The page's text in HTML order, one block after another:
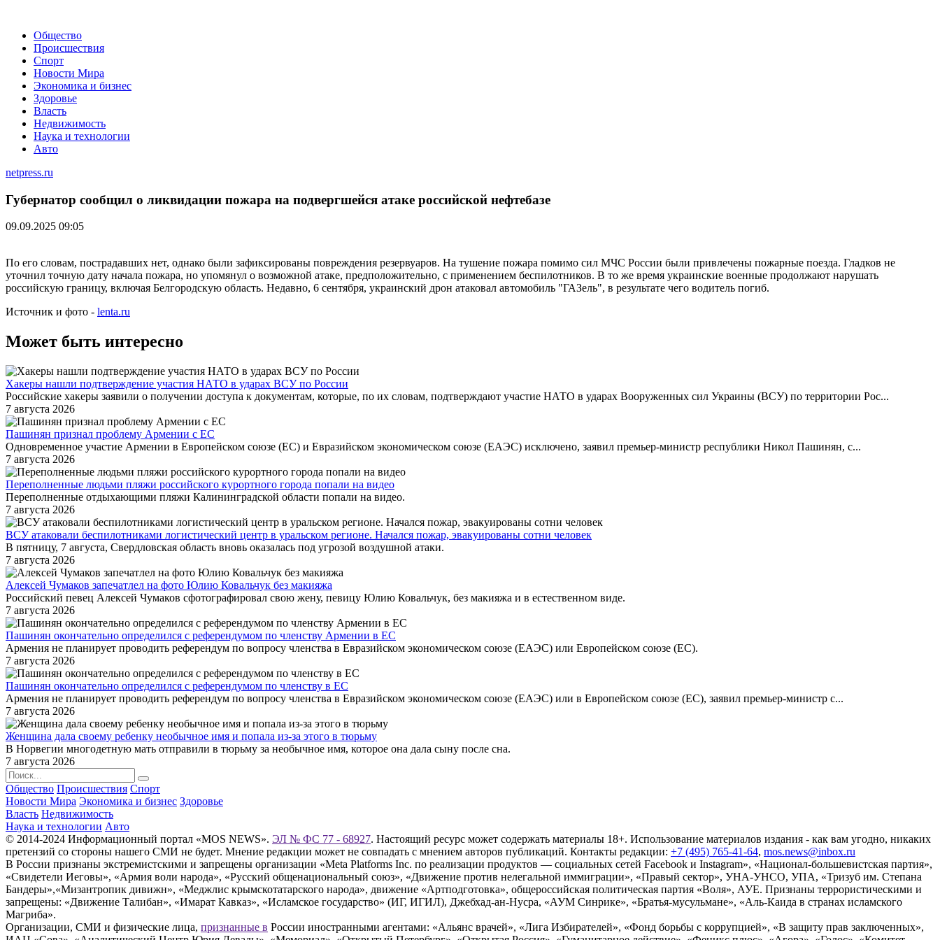
Общество
Происшествия
Спорт
Новости Мира
Экономика и бизнес
Здоровье
Власть
Недвижимость
Наука и технологии
Авто
netpress.ru
Губернатор сообщил о ликвидации пожара на подвергшейся атаке российской нефтебазе
09.09.2025 09:05
По его словам, пострадавших нет, однако были зафиксированы повреждения резервуаров. На тушение пожара помимо сил МЧС России были привлечены пожарные поезда. Гладков не
уточнил точную дату начала пожара, но упомянул о возможной атаке, предположительно, с применением беспилотников. В то же время украинские военные продолжают нарушать
российскую границу, включая Белгородскую область. Недавно, 6 сентября, украинский дрон атаковал автомобиль "ГАЗель", в результате чего водитель погиб.
Источник и фото - lenta.ru
Может быть интересно
Хакеры нашли подтверждение участия НАТО в ударах ВСУ по России
Российские хакеры заявили о получении доступа к документам, которые, по их словам, подтверждают участие НАТО в ударах Вооруженных сил Украины (ВСУ) по территории Рос...
7 августа 2026
Пашинян признал проблему Армении с ЕС
Одновременное участие Армении в Европейском союзе (ЕС) и Евразийском экономическом союзе (ЕАЭС) исключено, заявил премьер-министр республики Никол Пашинян, с...
7 августа 2026
Переполненные людьми пляжи российского курортного города попали на видео
Переполненные отдыхающими пляжи Калининградской области попали на видео.
7 августа 2026
ВСУ атаковали беспилотниками логистический центр в уральском регионе. Начался пожар, эвакуированы сотни человек
В пятницу, 7 августа, Свердловская область вновь оказалась под угрозой воздушной атаки.
7 августа 2026
Алексей Чумаков запечатлел на фото Юлию Ковальчук без макияжа
Российский певец Алексей Чумаков сфотографировал свою жену, певицу Юлию Ковальчук, без макияжа и в естественном виде.
7 августа 2026
Пашинян окончательно определился с референдумом по членству Армении в ЕС
Армения не планирует проводить референдум по вопросу членства в Евразийском экономическом союзе (ЕАЭС) или Европейском союзе (ЕС).
7 августа 2026
Пашинян окончательно определился с референдумом по членству в ЕС
Армения не планирует проводить референдум по вопросу членства в Евразийском экономическом союзе (ЕАЭС) или в Европейском союзе (ЕС), заявил премьер-министр с...
7 августа 2026
Женщина дала своему ребенку необычное имя и попала из-за этого в тюрьму
В Норвегии многодетную мать отправили в тюрьму за необычное имя, которое она дала сыну после сна.
7 августа 2026
Общество Происшествия Спорт
Новости Мира Экономика и бизнес Здоровье
Власть Недвижимость
Наука и технологии Авто
© 2014-2024 Информационный портал «MOS NEWS». ЭЛ № ФС 77 - 68927. Настоящий ресурс может содержать материалы 18+. Использование материалов издания - как вам угодно, никаких
претензий со стороны нашего СМИ не будет. Мнение редакции может не совпадать с мнением авторов публикаций. Контакты редакции: +7 (495) 765-41-64, mos.news@inbox.ru
В России признаны экстремистскими и запрещены организации «Meta Platforms Inc. по реализации продуктов — социальных сетей Facebook и Instagram», «Национал-большевистская партия»,
«Свидетели Иеговы», «Армия воли народа», «Русский общенациональный союз», «Движение против нелегальной иммиграции», «Правый сектор», УНА-УНСО, УПА, «Тризуб им. Степана
Бандеры»,«Мизантропик дивижн», «Меджлис крымскотатарского народа», движение «Артподготовка», общероссийская политическая партия «Воля», АУЕ. Признаны террористическими и
запрещены: «Движение Талибан», «Имарат Кавказ», «Исламское государство» (ИГ, ИГИЛ), Джебхад-ан-Нусра, «АУМ Синрике», «Братья-мусульмане», «Аль-Каида в странах исламского
Магриба».
Организации, СМИ и физические лица, признанные в России иностранными агентами: «Альянс врачей», «Лига Избирателей», «Фонд борьбы с коррупцией», «В защиту прав заключенных»,